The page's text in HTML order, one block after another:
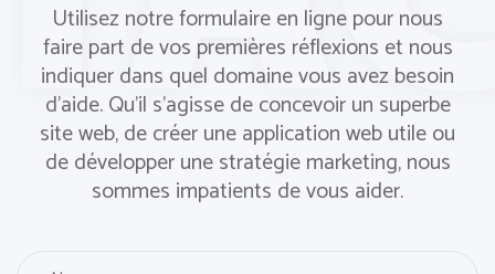
Utilisez notre formulaire en ligne pour nous
faire part de vos premières réflexions et nous
indiquer dans quel domaine vous avez besoin
d'aide. Qu'il s'agisse de concevoir un superbe
site web, de créer une application web utile ou
de développer une stratégie marketing, nous
sommes impatients de vous aider.